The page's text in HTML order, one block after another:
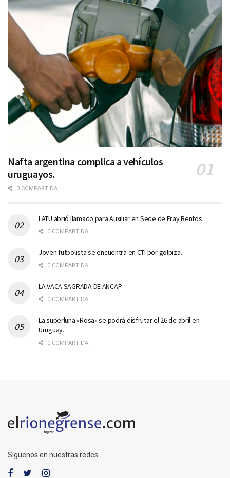
Nafta argentina complica a vehículos
uruguayos.
0 COMPARTIDA
LATU abrió llamado para Auxiliar en Sede de Fray Bentos.
0 COMPARTIDA
Joven futbolista se encuentra en CTI por golpiza.
0 COMPARTIDA
LA VACA SAGRADA DE ANCAP
0 COMPARTIDA
La superluna «Rosa» se podrá disfrutar el 26 de abril en
Uruguay.
0 COMPARTIDA
Síguenos en nuestras redes: